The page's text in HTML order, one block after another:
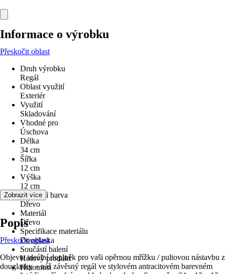
Informace o výrobku
Přeskočit oblast
Druh výrobku
Regál
Oblast využití
Exteriér
Využití
Skladování
Vhodné pro
Úschova
Délka
34 cm
Šířka
12 cm
Výška
12 cm
Základní barva
Dřevo
Materiál
Dřevo
Specifikace materiálu
Douglaska
Součástí balení
Hotový produkt
Hmotnost
Zobrazit více
Popis
Přeskočit oblast
Objevte ideální doplněk pro vaši opěrnou mřížku / pultovou nástavbu z
douglasky – náš závěsný regál ve stylovém antracitovém barevném